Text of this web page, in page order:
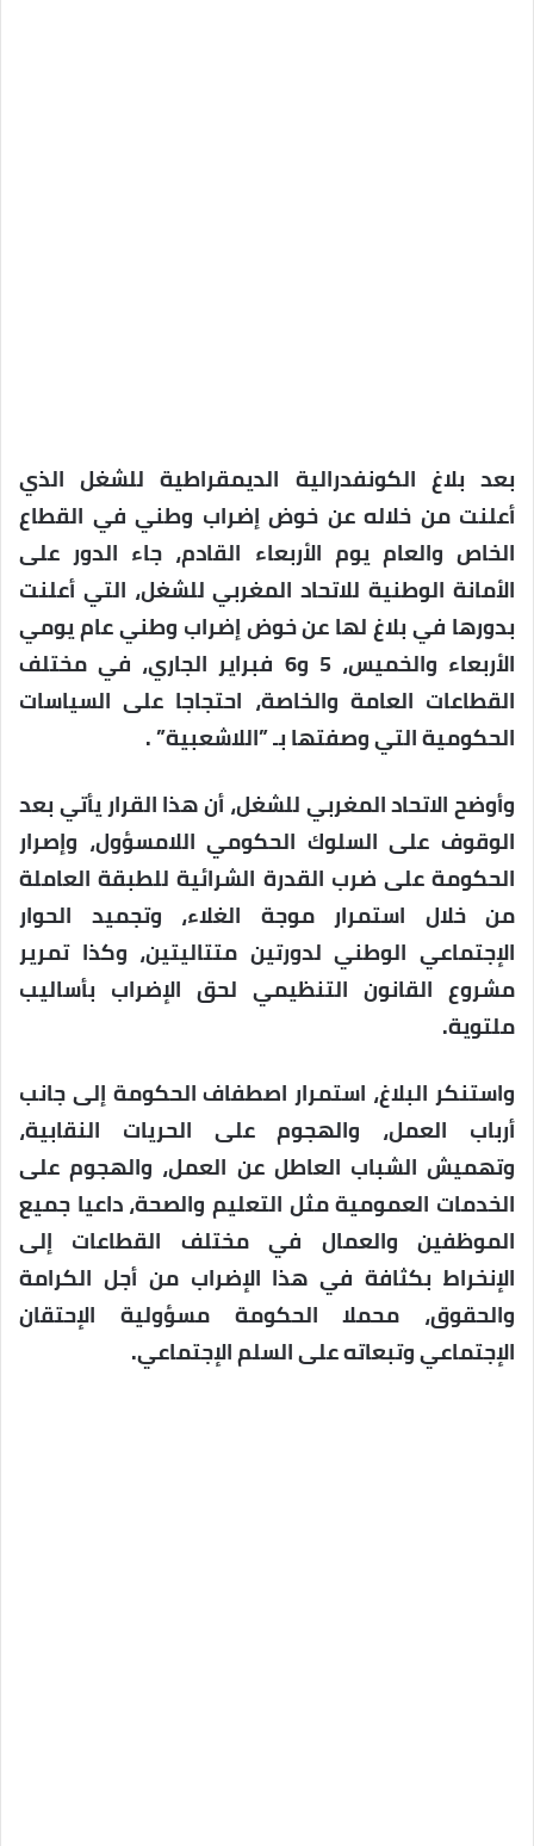
بعد بلاغ الكونفدرالية الديمقراطية للشغل الذي
أعلنت من خلاله عن خوض إضراب وطني في القطاع
الخاص والعام يوم الأربعاء القادم، جاء الدور على
الأمانة الوطنية للاتحاد المغربي للشغل، التي أعلنت
بدورها في بلاغ لها عن خوض إضراب وطني عام يومي
الأربعاء والخميس، 5 و6 فبراير الجاري، في مختلف
القطاعات العامة والخاصة، احتجاجا على السياسات
الحكومية التي وصفتها بـ ”اللاشعبية” .
وأوضح الاتحاد المغربي للشغل، أن هذا القرار يأتي بعد
الوقوف على السلوك الحكومي اللامسؤول، وإصرار
الحكومة على ضرب القدرة الشرائية للطبقة العاملة
من خلال استمرار موجة الغلاء، وتجميد الحوار
الإجتماعي الوطني لدورتين متتاليتين، وكذا تمرير
مشروع القانون التنظيمي لحق الإضراب بأساليب
ملتوية.
واستنكر البلاغ، استمرار اصطفاف الحكومة إلى جانب
أرباب العمل، والهجوم على الحريات النقابية،
وتهميش الشباب العاطل عن العمل، والهجوم على
الخدمات العمومية مثل التعليم والصحة، داعيا جميع
الموظفين والعمال في مختلف القطاعات إلى
الإنخراط بكثافة في هذا الإضراب من أجل الكرامة
والحقوق، محملا الحكومة مسؤولية الإحتقان
الإجتماعي وتبعاته على السلم الإجتماعي.